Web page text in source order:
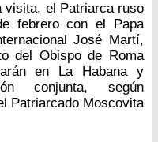
visita, el Patriarca ruso
febrero con el Papa
José Martí,
del Obispo de Roma
en La Habana y
conjunta, según
Patriarcado Moscovita